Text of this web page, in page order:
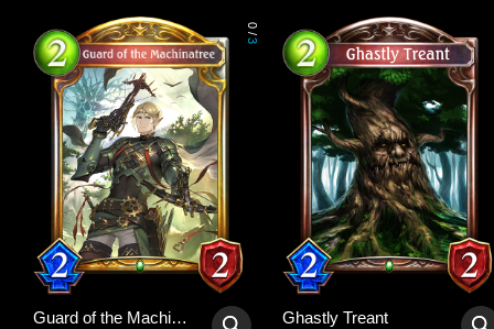
0
/
3
Guard of the Machinatree Ghastly Treant